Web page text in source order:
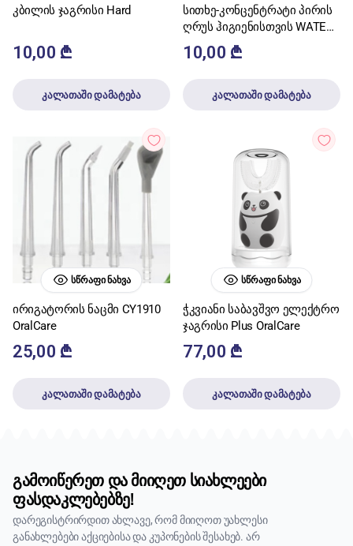
კბილის ჯაგრისი Hard
10,00 ₾
კალათაში დამატება
სითხე-კონცენტრატი პირის
ღრუს ჰიგიენისთვის WATER
DENT მათეთრებელი 1:7
100მლ
10,00 ₾
კალათაში დამატება
ᲡᲬᲠᲐᲤᲘ ᲜᲐᲮᲕᲐ
ირიგატორის ნაცმი CY1910
OralCare
25,00 ₾
კალათაში დამატება
ᲡᲬᲠᲐᲤᲘ ᲜᲐᲮᲕᲐ
ჭკვიანი საბავშვო ელექტრო
ჯაგრისი Plus OralCare
77,00 ₾
კალათაში დამატება
გამოიწერეთ და მიიღეთ სიახლეები
ფასდაკლებებზე!
დარეგისტრირდით ახლავე, რომ მიიღოთ უახლესი
განახლებები აქციებისა და კუპონების შესახებ. არ